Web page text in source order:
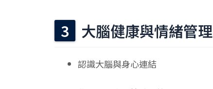
大腦健康與情緒管理
認識大腦與身心連結